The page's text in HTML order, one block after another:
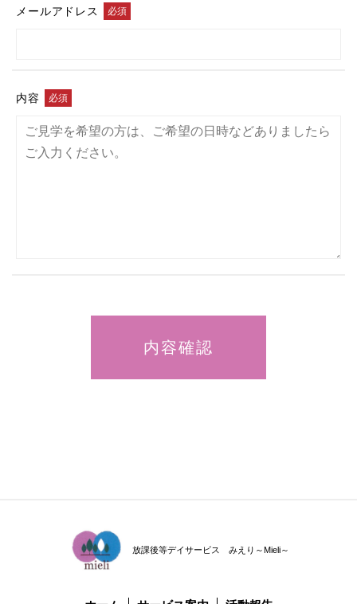
メールアドレス
内容
放課後等デイサービス みえり～Mieli～